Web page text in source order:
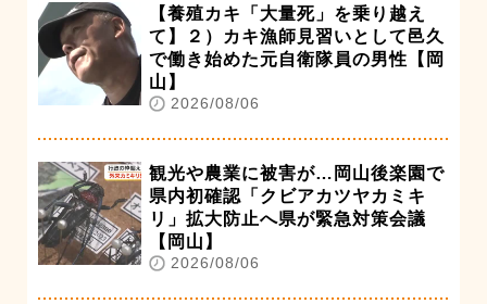
【養殖カキ「大量死」を乗り越え
て】２）カキ漁師見習いとして邑久
で働き始めた元自衛隊員の男性【岡
山】
2026/08/06
観光や農業に被害が…岡山後楽園で
県内初確認「クビアカツヤカミキ
リ」拡大防止へ県が緊急対策会議
【岡山】
2026/08/06